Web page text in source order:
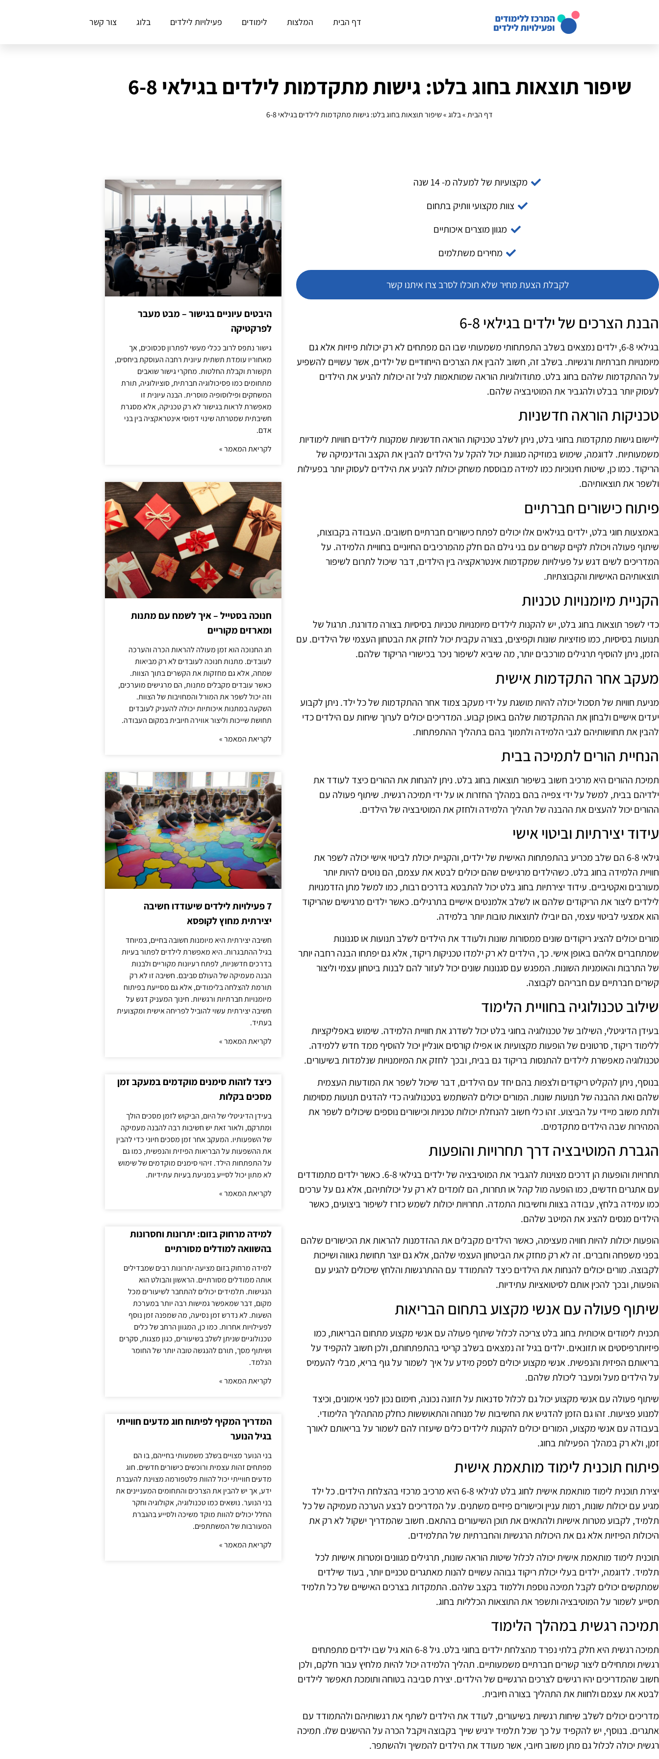
דף הבית המלצות לימודים פעילויות לילדים בלוג צור קשר
שיפור תוצאות בחוג בלט: גישות מתקדמות לילדים בגילאי 6-8
דף הבית»בלוג»שיפור תוצאות בחוג בלט: גישות מתקדמות לילדים בגילאי 6-8
מקצועיות של למעלה מ- 14 שנה
צוות מקצועי וותיק בתחום
מגוון מוצרים איכותיים
מחירים משתלמים
לקבלת הצעת מחיר שלא תוכלו לסרב צרו איתנו קשר
הבנת הצרכים של ילדים בגילאי 6-8
בגילאי 6-8, ילדים נמצאים בשלב התפתחותי משמעותי שבו הם מפתחים לא רק יכולות פיזיות אלא גם
מיומנויות חברתיות ורגשיות. בשלב זה, חשוב להבין את הצרכים הייחודיים של ילדים, אשר עשויים להשפיע
על ההתקדמות שלהם בחוג בלט. מתודולוגיות הוראה שמותאמות לגיל זה יכולות להניע את הילדים
לעסוק יותר בבלט ולהגביר את המוטיבציה שלהם.
טכניקות הוראה חדשניות
ליישום גישות מתקדמות בחוגי בלט, ניתן לשלב טכניקות הוראה חדשניות שמקנות לילדים חוויות לימודיות
משמעותיות. לדוגמה, שימוש במוזיקה מגוונת יכול להקל על הילדים להבין את הקצב והדינמיקה של
הריקוד. כמו כן, שיטות חינוכיות כמו למידה מבוססת משחק יכולות להניע את הילדים לעסוק יותר בפעילות
ולשפר את תוצאותיהם.
פיתוח כישורים חברתיים
באמצעות חוגי בלט, ילדים בגילאים אלו יכולים לפתח כישורים חברתיים חשובים. העבודה בקבוצות,
שיתוף פעולה ויכולת לקיים קשרים עם בני גילם הם חלק מהמרכיבים החיוניים בחוויית הלמידה. על
המדריכים לשים דגש על פעילויות שמקדמות אינטראקציה בין הילדים, דבר שיכול לתרום לשיפור
תוצאותיהם האישיות והקבוצתיות.
הקניית מיומנויות טכניות
כדי לשפר תוצאות בחוג בלט, יש להקנות לילדים מיומנויות טכניות בסיסיות בצורה מדורגת. תרגול של
תנועות בסיסיות, כמו פוזיציות שונות וקפיצים, בצורה עקבית יכול לחזק את הבטחון העצמי של הילדים. עם
הזמן, ניתן להוסיף תרגילים מורכבים יותר, מה שיביא לשיפור ניכר בכישורי הריקוד שלהם.
מעקב אחר התקדמות אישית
מניעת חוויות של תסכול יכולה להיות מושגת על ידי מעקב צמוד אחר ההתקדמות של כל ילד. ניתן לקבוע
יעדים אישיים ולבחון את ההתקדמות שלהם באופן קבוע. המדריכים יכולים לערוך שיחות עם הילדים כדי
להבין את תחושותיהם לגבי הלמידה ולתמוך בהם בתהליך ההתפתחות.
הנחיית הורים לתמיכה בבית
תמיכת ההורים היא מרכיב חשוב בשיפור תוצאות בחוג בלט. ניתן להנחות את ההורים כיצד לעודד את
ילדיהם בבית, למשל על ידי צפייה בהם במהלך החזרות או על ידי תמיכה רגשית. שיתוף פעולה עם
ההורים יכול להעצים את ההבנה של תהליך הלמידה ולחזק את המוטיבציה של הילדים.
עידוד יצירתיות וביטוי אישי
גילאי 6-8 הם שלב מכריע בהתפתחות האישית של ילדים, והקניית יכולת לביטוי אישי יכולה לשפר את
חוויית הלמידה בחוג בלט. כשהילדים מרגישים שהם יכולים לבטא את עצמם, הם נוטים להיות יותר
מעורבים ואקטיביים. עידוד יצירתיות בחוג בלט יכול להתבטא בדרכים רבות, כמו למשל מתן הזדמנויות
לילדים ליצור את הריקודים שלהם או לשלב אלמנטים אישיים בתרגילים. כאשר ילדים מרגישים שהריקוד
הוא אמצעי לביטוי עצמי, הם יובילו לתוצאות טובות יותר בלמידה.
מורים יכולים להציג ריקודים שונים ממסורות שונות ולעודד את הילדים לשלב תנועות או סגנונות
שמתחברים אליהם באופן אישי. כך, הילדים לא רק ילמדו טכניקות ריקוד, אלא גם יפתחו הבנה רחבה יותר
של התרבות והאומניות השונות. המפגש עם סגנונות שונים יכול לעזור להם לבנות ביטחון עצמי וליצור
קשרים חברתיים עם חבריהם לקבוצה.
שילוב טכנולוגיה בחוויית הלימוד
בעידן הדיגיטלי, השילוב של טכנולוגיה בחוגי בלט יכול לשדרג את חוויית הלמידה. שימוש באפליקציות
ללימוד ריקוד, סרטונים של הופעות מקצועיות או אפילו קורסים אונליין יכול להוסיף ממד חדש ללמידה.
טכנולוגיה מאפשרת לילדים להתנסות בריקוד גם בבית, ובכך לחזק את המיומנויות שנלמדות בשיעורים.
בנוסף, ניתן להקליט ריקודים ולצפות בהם יחד עם הילדים, דבר שיכול לשפר את המודעות העצמית
שלהם ואת ההבנה של תנועות שונות. המורים יכולים להשתמש בטכנולוגיה כדי להדגים תנועות מסוימות
ולתת משוב מיידי על הביצוע. זהו כלי חשוב להנחלת יכולות טכניות וכישורים נוספים שיכולים לשפר את
המהירות שבה הילדים מתקדמים.
הגברת המוטיבציה דרך תחרויות והופעות
תחרויות והופעות הן דרכים מצוינות להגביר את המוטיבציה של ילדים בגילאי 6-8. כאשר ילדים מתמודדים
עם אתגרים חדשים, כמו הופעה מול קהל או תחרות, הם לומדים לא רק על יכולותיהם, אלא גם על ערכים
כמו עמידה בלחץ, עבודה בצוות וחשיבות התמדה. תחרויות יכולות לשמש כזרז לשיפור ביצועים, כאשר
הילדים מנסים להציג את המיטב שלהם.
הופעות יכולות להיות חוויה מעצימה, כאשר הילדים מקבלים את ההזדמנות להראות את הכישורים שלהם
בפני משפחה וחברים. זה לא רק מחזק את הביטחון העצמי שלהם, אלא גם יוצר תחושת גאווה ושייכות
לקבוצה. מורים יכולים להנחות את הילדים כיצד להתמודד עם ההתרגשות והלחץ שיכולים להגיע עם
הופעות, ובכך להכין אותם לסיטואציות עתידיות.
שיתוף פעולה עם אנשי מקצוע בתחום הבריאות
תכנית לימודים איכותית בחוג בלט צריכה לכלול שיתוף פעולה עם אנשי מקצוע מתחום הבריאות, כמו
פיזיותרפיסטים או תזונאים. ילדים בגיל זה נמצאים בשלב קריטי בהתפתחותם, ולכן חשוב להקפיד על
בריאותם הפיזית והנפשית. אנשי מקצוע יכולים לספק מידע על איך לשמור על גוף בריא, מבלי להעמיס
על הילדים מעל ומעבר ליכולת שלהם.
שיתוף פעולה עם אנשי מקצוע יכול גם לכלול סדנאות על תזונה נכונה, חימום נכון לפני אימונים, וכיצד
למנוע פציעות. זהו גם הזמן להדגיש את החשיבות של מנוחה והתאוששות כחלק מהתהליך הלימודי.
בעבודה עם אנשי מקצוע, המורים יכולים להקנות לילדים כלים שיעזרו להם לשמור על בריאותם לאורך
זמן, ולא רק במהלך הפעילות בחוג.
פיתוח תוכנית לימוד מותאמת אישית
יצירת תוכנית לימוד מותאמת אישית לחוג בלט לגילאי 6-8 היא מרכיב מרכזי בהצלחת הילדים. כל ילד
מגיע עם יכולות שונות, רמות עניין וכישורים פיזיים משתנים. על המדריכים לבצע הערכה מעמיקה של כל
תלמיד, לקבוע מטרות אישיות ולהתאים את תוכן השיעורים בהתאם. חשוב שהמדריך ישקול לא רק את
היכולות הפיזיות אלא גם את היכולות הרגשיות והחברתיות של התלמידים.
תוכנית לימוד מותאמת אישית יכולה לכלול שיטות הוראה שונות, תרגילים מגוונים ומטרות אישיות לכל
תלמיד. לדוגמה, ילדים בעלי יכולת ריקוד גבוהה עשויים להנות מאתגרים טכניים יותר, בעוד שילדים
שמתקשים יכולים לקבל תמיכה נוספת וללמוד בקצב שלהם. התמקדות בצרכים האישיים של כל תלמיד
תסייע לשמור על המוטיבציה ותשפר את התוצאות הכלליות בחוג.
תמיכה רגשית במהלך הלימוד
תמיכה רגשית היא חלק בלתי נפרד מהצלחת ילדים בחוגי בלט. גיל 6-8 הוא גיל שבו ילדים מתפתחים
רגשית ומתחילים ליצור קשרים חברתיים משמעותיים. תהליך הלמידה יכול להיות מלחיץ עבור חלקם, ולכן
חשוב שהמדריכים יהיו רגישים לצרכים הרגשיים של הילדים. יצירת סביבה בטוחה ותומכת תאפשר לילדים
לבטא את עצמם ולחוות את התהליך בצורה חיובית.
מדריכים יכולים לשלב שיחות רגשיות בשיעורים, לעודד את הילדים לשתף את רגשותיהם ולהתמודד עם
אתגרים. בנוסף, יש להקפיד על כך שכל תלמיד ירגיש שייך בקבוצה ויקבל הכרה על ההישגים שלו. תמיכה
רגשית יכולה לכלול גם מתן משוב חיובי, אשר מעודד את הילדים להמשיך ולהשתפר.
היבטים עיוניים בגישור – מבט מעבר
לפרקטיקה
גישור נתפס לרוב ככלי מעשי לפתרון סכסוכים, אך
מאחוריו עומדת תשתית עיונית רחבה העוסקת ביחסים,
תקשורת וקבלת החלטות. מחקרי גישור שואבים
מתחומים כמו פסיכולוגיה חברתית, סוציולוגיה, תורת
המשחקים ופילוסופיה מוסרית. הבנה עיונית זו
מאפשרת לראות בגישור לא רק טכניקה, אלא מסגרת
חשיבתית שמטרתה שינוי דפוסי אינטראקציה בין בני
אדם.
לקריאת המאמר »
חנוכה בסטייל – איך לשמח עם מתנות
ומארזים מקוריים
חג החנוכה הוא זמן מעולה להראות הכרה והערכה
לעובדים. מתנות חנוכה לעובדים לא רק מביאות
שמחה, אלא גם מחזקות את הקשרים בתוך הצוות.
כאשר עובדים מקבלים מתנות, הם מרגישים מוערכים,
וזה יכול לשפר את המורל והמחויבות של הצוות.
השקעה במתנות איכותיות יכולה להעניק לעובדים
תחושת שייכות וליצור אווירה חיובית במקום העבודה.
לקריאת המאמר »
7 פעילויות לילדים שיעודדו חשיבה
יצירתית מחוץ לקופסא
חשיבה יצירתית היא מיומנות חשובה בחיים, במיוחד
בגיל ההתבגרות. היא מאפשרת לילדים לפתור בעיות
בדרכים חדשניות, לפתח רעיונות מקוריים ולבנות
הבנה מעמיקה של העולם סביבם. חשיבה זו לא רק
תורמת להצלחה בלימודים, אלא גם מסייעת בפיתוח
מיומנויות חברתיות ורגשיות. חינוך המעניק דגש על
חשיבה יצירתית עשוי להוביל לפריחה אישית ומקצועית
בעתיד.
לקריאת המאמר »
כיצד לזהות סימנים מוקדמים במעקב זמן
מסכים בקלות
בעידן הדיגיטלי של היום, הביקוש לזמן מסכים הולך
ומתרקם, ולאור זאת יש חשיבות רבה להבנה מעמיקה
של השפעותיו. המעקב אחר זמן מסכים חיוני כדי להבין
את ההשפעות על הבריאות הפיזית והנפשית, כמו גם
על התפתחות הילד. זיהוי סימנים מוקדמים של שימוש
לא מתון יכול לסייע במניעת בעיות עתידיות.
לקריאת המאמר »
למידה מרחוק בזום: יתרונות וחסרונות
בהשוואה למודלים מסורתיים
למידה מרחוק בזום מציעה יתרונות רבים שמבדילים
אותה ממודלים מסורתיים. הראשון והבולט הוא
הנגישות. תלמידים יכולים להתחבר לשיעורים מכל
מקום, דבר שמאפשר גמישות רבה יותר במערכת
השעות. לא נדרש זמן נסיעה, מה שמפנה זמן נוסף
לפעילויות אחרות. כמו כן, המגוון הרחב של כלים
טכנולוגיים שניתן לשלב בשיעורים, כגון מצגות, סקרים
ושיתוף מסך, תורם להנגשה טובה יותר של החומר
הנלמד.
לקריאת המאמר »
המדריך המקיף לפיתוח חוג מדעים חווייתי
בגיל הנוער
בני הנוער מצויים בשלב משמעותי בחייהם, בו הם
מפתחים זהות עצמית ורוכשים כישורים חדשים. חוג
מדעים חווייתי יכול להוות פלטפורמה מצוינת להעברת
ידע, אך יש להבין את הצרכים והתחומים המעניינים את
בני הנוער. נושאים כמו טכנולוגיה, אקולוגיה וחקר
החלל יכולים להוות מוקד משיכה ולסייע בהגברת
המעורבות של המשתתפים.
לקריאת המאמר »